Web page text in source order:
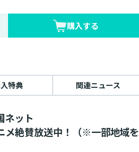
購入する
特典 関連ニュース
ネット
メ絶賛放送中！（※一部地域を